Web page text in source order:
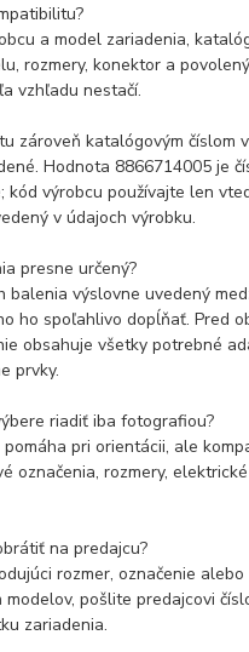
a model zariadenia,
rozmery, konektor a
vzhľadu nestačí.
zároveň katalógovým číslom
Hodnota 8866714005 je
kód výrobcu používajte len
v údajoch výrobku.
presne určený?
balenia výslovne uvedený
ho spoľahlivo dopĺňať. Pred
obsahuje všetky potrebné
prvky.
riadiť iba fotografiou?
pri orientácii, ale
označenia, rozmery,
na predajcu?
rozmer, označenie alebo
modelov, pošlite predajcovi
zariadenia.